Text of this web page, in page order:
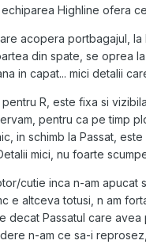
Highline ofera
acopera portbagajul,
din spate, se oprea
in capat... mici detalii
R, este fixa si
pentru ca pe timp
in schimb la Passat,
mici, nu foarte
cutie inca n-am apucat
e altceva totusi, n am
decat Passatul care
n-am ce sa-i